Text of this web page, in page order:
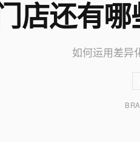
店还有
如何运用差异